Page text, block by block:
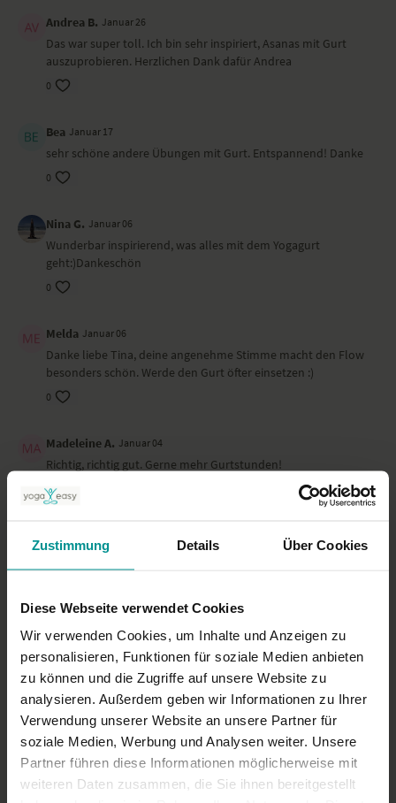
Zustimmung Details Über Cookies
Diese Webseite verwendet Cookies
Wir verwenden Cookies, um Inhalte und Anzeigen zu
personalisieren, Funktionen für soziale Medien anbieten
zu können und die Zugriffe auf unsere Website zu
analysieren. Außerdem geben wir Informationen zu Ihrer
Verwendung unserer Website an unsere Partner für
soziale Medien, Werbung und Analysen weiter. Unsere
Partner führen diese Informationen möglicherweise mit
weiteren Daten zusammen, die Sie ihnen bereitgestellt
Andrea B. Januar 26
Das war super toll. Ich bin sehr inspiriert, Asanas mit Gurt
auszuprobieren. Herzlichen Dank dafür Andrea
0
Bea Januar 17
sehr schöne andere Übungen mit Gurt. Entspannend! Danke
0
Nina G. Januar 06
Wunderbar inspirierend, was alles mit dem Yogagurt
geht:)Dankeschön
0
Melda Januar 06
Danke liebe Tina, deine angenehme Stimme macht den Flow
besonders schön. Werde den Gurt öfter einsetzen :)
0
Madeleine A. Januar 04
Richtig, richtig gut. Gerne mehr Gurtstunden!
0
meine Balance muss noch geübt werden! danke, das war mal
interessant mit dem gurt!
Mehr laden
Ähnliche Videos